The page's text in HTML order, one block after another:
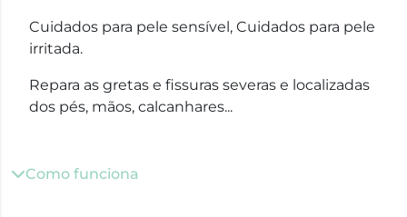
Cuidados para pele sensível, Cuidados para pele
irritada.
Repara as gretas e fissuras severas e localizadas
dos pés, mãos, calcanhares...
Como funciona